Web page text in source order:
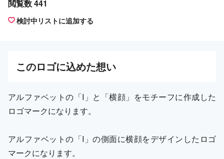
閲覧数 441
検討中リストに追加する
このロゴに込めた想い
アルファベットの「I」と「横顔」をモチーフに作成した
ロゴマークになります。
アルファベットの「I」の側面に横顔をデザインしたロゴ
マークになります。